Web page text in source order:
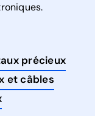
précieux
et câbles